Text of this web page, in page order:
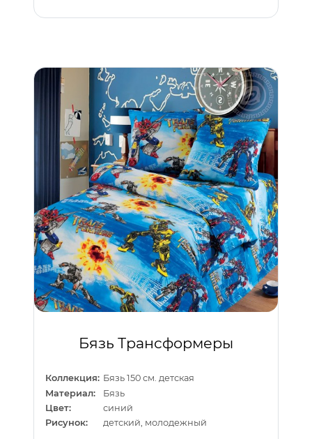
Бязь Трансформеры
Коллекция: Бязь 150 см. детская
Материал:
Бязь
Цвет:
синий
Рисунок:
детский, молодежный